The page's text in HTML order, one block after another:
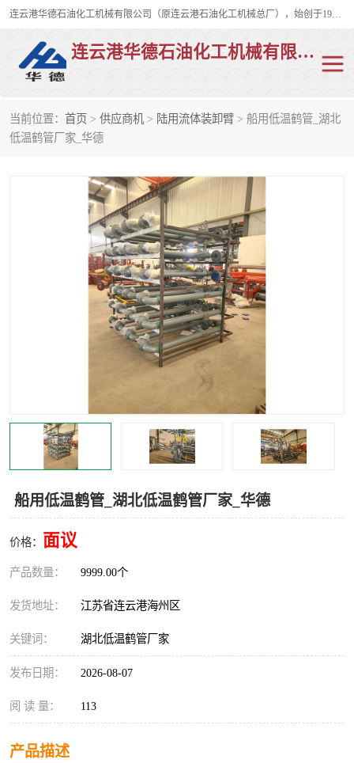
连云港华德石油化工机械有限公司（原连云港石油化工机械总厂），始创于1982年，是从事码头船用流体装卸臂、陆用流体装卸臂（鹤管）、活动梯、钢构平台、定量装车系统等全系列流体装卸设备的设计、制造、销售以及服务的专业供应商。
连云港华德石油化工机械有限公司
当前位置： 首页 > 供应商机 > 陆用流体装卸臂 > 船用低温鹤管_湖北
低温鹤管厂家_华德
船用低温鹤管_湖北低温鹤管厂家_华德
价格： 面议
产品数量： 9999.00个
发货地址： 江苏省连云港海州区
关键词： 湖北低温鹤管厂家
发布日期： 2026-08-07
阅 读 量： 113
产品描述
陆用流体装卸臂
液氯鹤管
活动梯
卸车鹤管
输油臂
紧急脱离干式接头 火车鹤管
顶部鹤管
浮动出油装置 鹤管